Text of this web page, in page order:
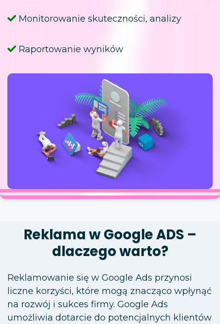
Monitorowanie skuteczności, analizy
Raportowanie wyników
Reklama w Google ADS –
dlaczego warto?
Reklamowanie się w Google Ads przynosi
liczne korzyści, które mogą znacząco wpłynąć
na rozwój i sukces firmy. Google Ads
umożliwia dotarcie do potencjalnych klientów